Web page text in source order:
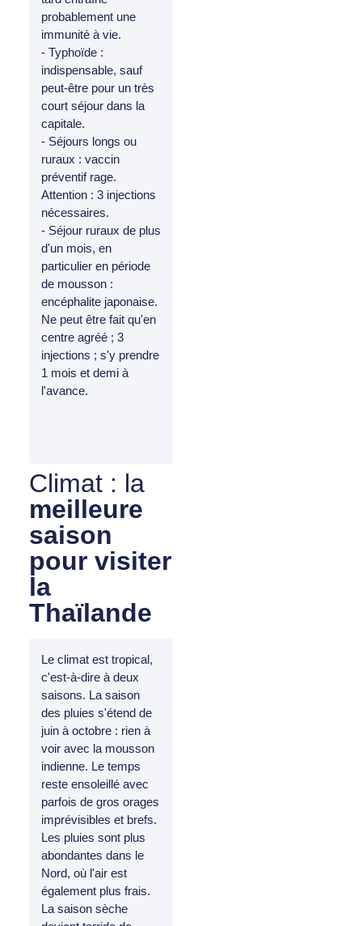
probablement une
immunité à vie.
- Typhoïde :
indispensable, sauf
peut-être pour un très
court séjour dans la
capitale.
- Séjours longs ou
ruraux : vaccin
préventif rage.
Attention : 3 injections
nécessaires.
- Séjour ruraux de plus
d'un mois, en
particulier en période
de mousson :
encéphalite japonaise.
Ne peut être fait qu'en
centre agréé ; 3
injections ; s'y prendre
1 mois et demi à
l'avance.
Climat : la
meilleure
saison
pour visiter
la
Thaïlande
Le climat est tropical,
c'est-à-dire à deux
saisons. La saison
des pluies s'étend de
juin à octobre : rien à
voir avec la mousson
indienne. Le temps
reste ensoleillé avec
parfois de gros orages
imprévisibles et brefs.
Les pluies sont plus
abondantes dans le
Nord, où l'air est
également plus frais.
La saison sèche